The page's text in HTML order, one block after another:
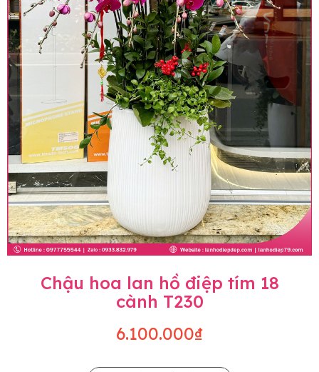
Chậu hoa lan hồ điệp tím 18
cành T230
6.100.000₫